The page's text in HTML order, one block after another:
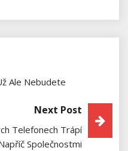
Ale Nebudete
Next Post
Telefonech Trápí
Společnostmi